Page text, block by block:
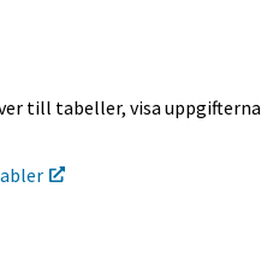
till tabeller, visa uppgifterna